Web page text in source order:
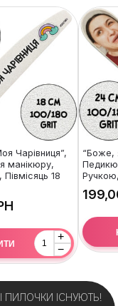
Чарівниця”,
манікюру,
Півмісяць 18
+
−
“Боже,
Ручкою,
ПИЛОЧКИ ІСНУЮТЬ!